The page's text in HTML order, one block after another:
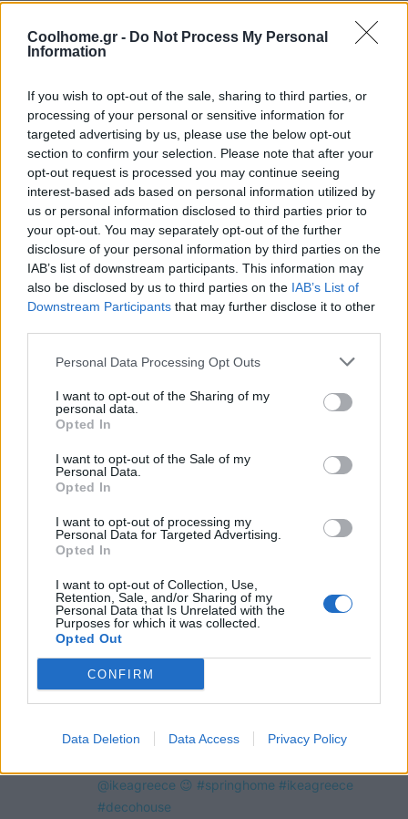
Coolhome.gr - Do Not Process My Personal
Information
If you wish to opt-out of the sale, sharing to third parties, or
processing of your personal or sensitive information for
targeted advertising by us, please use the below opt-out
section to confirm your selection. Please note that after your
opt-out request is processed you may continue seeing
interest-based ads based on personal information utilized by
us or personal information disclosed to third parties prior to
your opt-out. You may separately opt-out of the further
disclosure of your personal information by third parties on the
IAB’s list of downstream participants. This information may
also be disclosed by us to third parties on the IAB’s List of
Downstream Participants that may further disclose it to other
Personal Data Processing Opt Outs
I want to opt-out of the Sharing of my
personal data.
Opted In
I want to opt-out of the Sale of my
Personal Data.
Opted In
I want to opt-out of processing my
Personal Data for Targeted Advertising.
Opted In
I want to opt-out of Collection, Use,
Retention, Sale, and/or Sharing of my
Personal Data that Is Unrelated with the
Purposes for which it was collected.
Opted Out
CONFIRM
Data Deletion Data Access Privacy Policy
OMEGR